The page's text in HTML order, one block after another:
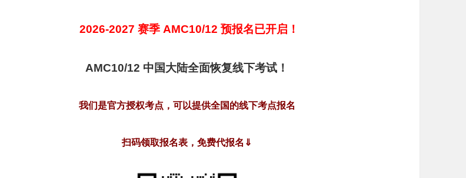
2026-2027 赛季 AMC10/12 预报名已开启！
AMC10/12 中国大陆全面恢复线下考试！
我们是官方授权考点，可以提供全国的线下考点报名
扫码领取报名表，免费代报名⇓